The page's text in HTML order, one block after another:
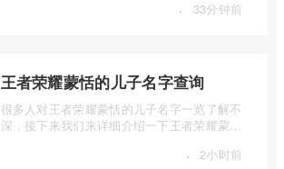
· 33分钟前
王者荣耀蒙恬的儿子名字查询
很多人对王者荣耀蒙恬的儿子名字一览了解不
深，接下来我们来详细介绍一下王者荣耀蒙恬
· 2小时前